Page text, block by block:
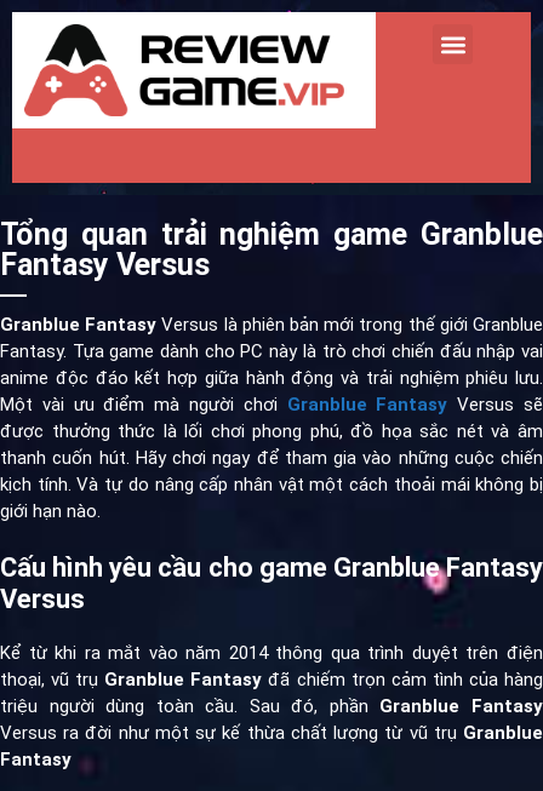
Tổng quan trải nghiệm game Granblue
Fantasy Versus
Granblue Fantasy Versus là phiên bản mới trong thế giới Granblue
Fantasy. Tựa game dành cho PC này là trò chơi chiến đấu nhập vai
anime độc đáo kết hợp giữa hành động và trải nghiệm phiêu lưu.
Một vài ưu điểm mà người chơi Granblue Fantasy Versus sẽ
được thưởng thức là lối chơi phong phú, đồ họa sắc nét và âm
thanh cuốn hút. Hãy chơi ngay để tham gia vào những cuộc chiến
kịch tính. Và tự do nâng cấp nhân vật một cách thoải mái không bị
giới hạn nào.
Cấu hình yêu cầu cho game Granblue Fantasy
Versus
Kể từ khi ra mắt vào năm 2014 thông qua trình duyệt trên điện
thoại, vũ trụ Granblue Fantasy đã chiếm trọn cảm tình của hàng
triệu người dùng toàn cầu. Sau đó, phần Granblue Fantasy
Versus ra đời như một sự kế thừa chất lượng từ vũ trụ Granblue
Fantasy